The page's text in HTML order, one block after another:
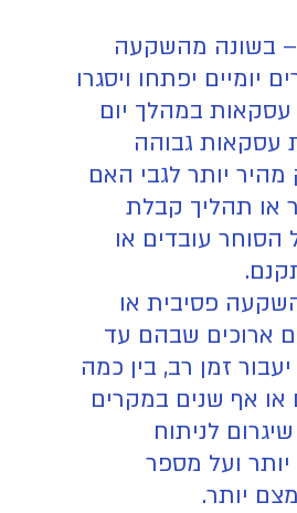
בשונה מהשקעה
יומיים יפתחו ויסגרו
במהלך יום
עסקאות גבוהה
יותר לגבי האם
או תהליך קבלת
עובדים או
פסיבית או
ארוכים שבהם עד
זמן רב, בין כמה
או אף שנים במקרים
לניתוח
יותר ועל מספר
יותר.